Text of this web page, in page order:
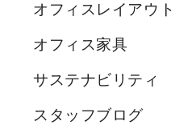
オフィスレイアウト
オフィス家具
サステナビリティ
スタッフブログ